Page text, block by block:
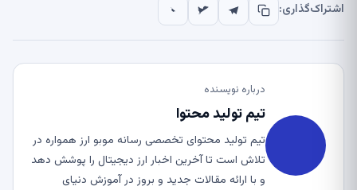
اشتراک‌گذاری:
درباره نویسنده
تیم تولید محتوا
تیم تولید محتوای تخصصی رسانه موبو ارز همواره در
تلاش است تا آخرین اخبار ارز دیجیتال را پوشش دهد
و با ارائه مقالات جدید و بروز در آموزش دنیای